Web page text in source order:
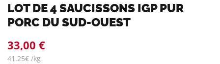
LOT DE 4 SAUCISSONS IGP PUR
PORC DU SUD-OUEST
33,00 €
41.25€ /kg